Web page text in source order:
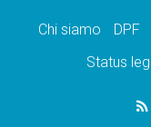
Chi siamo DPF
Status